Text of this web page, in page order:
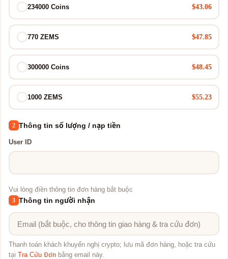
234000 Coins $43.06
770 ZEMS $47.85
300000 Coins $48.45
1000 ZEMS $55.23
2 Thông tin số lượng / nạp tiền
User ID
Vui lòng điền thông tin đơn hàng bắt buộc
3 Thông tin người nhận
Thanh toán khách khuyến nghị crypto; lưu mã đơn hàng, hoặc tra cứu
tại
Tra Cứu Đơn bằng email này.